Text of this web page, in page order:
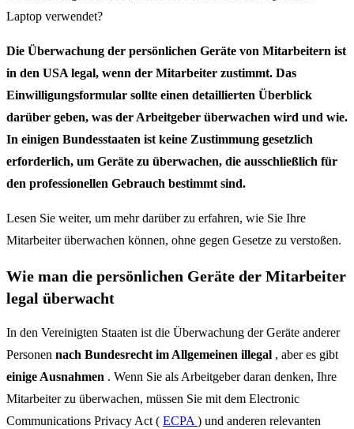
Laptop verwendet?
Die Überwachung der persönlichen Geräte von Mitarbeitern ist
in den USA legal, wenn der Mitarbeiter zustimmt. Das
Einwilligungsformular sollte einen detaillierten Überblick
darüber geben, was der Arbeitgeber überwachen wird und wie.
In einigen Bundesstaaten ist keine Zustimmung gesetzlich
erforderlich, um Geräte zu überwachen, die ausschließlich für
den professionellen Gebrauch bestimmt sind.
Lesen Sie weiter, um mehr darüber zu erfahren, wie Sie Ihre
Mitarbeiter überwachen können, ohne gegen Gesetze zu verstoßen.
Wie man die persönlichen Geräte der Mitarbeiter
legal überwacht
In den Vereinigten Staaten ist die Überwachung der Geräte anderer
Personen nach Bundesrecht im Allgemeinen illegal , aber es gibt
einige Ausnahmen . Wenn Sie als Arbeitgeber daran denken, Ihre
Mitarbeiter zu überwachen, müssen Sie mit dem Electronic
Communications Privacy Act ( ECPA ) und anderen relevanten